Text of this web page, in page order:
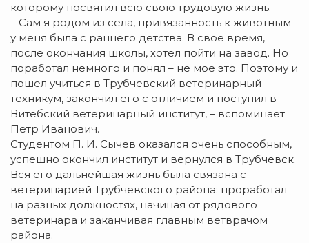
которому посвятил всю свою трудовую жизнь.
– Сам я родом из села, привязанность к животным
у меня была с раннего детства. В свое время,
после окончания школы, хотел пойти на завод. Но
поработал немного и понял – не мое это. Поэтому и
пошел учиться в Трубчевский ветеринарный
техникум, закончил его с отличием и поступил в
Витебский ветеринарный институт, – вспоминает
Петр Иванович.
Студентом П. И. Сычев оказался очень способным,
успешно окончил институт и вернулся в Трубчевск.
Вся его дальнейшая жизнь была связана с
ветеринарией Трубчевского района: проработал
на разных должностях, начиная от рядового
ветеринара и заканчивая главным ветврачом
района.